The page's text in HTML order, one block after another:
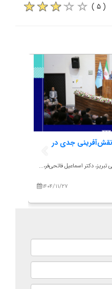
( ۵ )
نقش‌آفرینی جدی در
دکتر اسماعیل فاتحی‌فر،...
۱۴۰۴/۱۱/۲۷